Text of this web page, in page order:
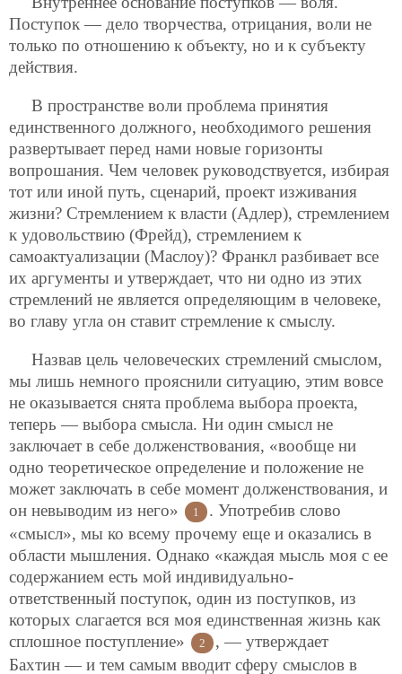
Поступок — дело творчества, отрицания, воли не
только по отношению к объекту, но и к субъекту
действия.
В пространстве воли проблема принятия
единственного должного, необходимого решения
развертывает перед нами новые горизонты
вопрошания. Чем человек руководствуется, избирая
тот или иной путь, сценарий, проект изживания
жизни? Стремлением к власти (Адлер), стремлением
к удовольствию (Фрейд), стремлением к
самоактуализации (Маслоу)? Франкл разбивает все
их аргументы и утверждает, что ни одно из этих
стремлений не является определяющим в человеке,
во главу угла он ставит стремление к смыслу.
Назвав цель человеческих стремлений смыслом,
мы лишь немного прояснили ситуацию, этим вовсе
не оказывается снята проблема выбора проекта,
теперь — выбора смысла. Ни один смысл не
заключает в себе долженствования, «вообще ни
одно теоретическое определение и положение не
может заключать в себе момент долженствования, и
он невыводим из него»
1
. Употребив слово
«смысл», мы ко всему прочему еще и оказались в
области мышления. Однако «каждая мысль моя с ее
содержанием есть мой индивидуально-
ответственный поступок, один из поступков, из
которых слагается вся моя единственная жизнь как
сплошное поступление»
2
, — утверждает
Бахтин — и тем самым вводит сферу смыслов в